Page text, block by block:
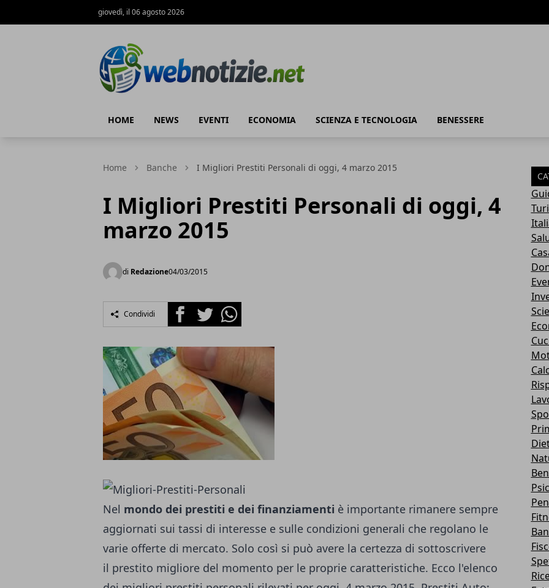
giovedì, il 06 agosto 2026
HOME NEWS EVENTI ECONOMIA SCIENZA E TECNOLOGIA BENESSERE
Home Banche I Migliori Prestiti Personali di oggi, 4 marzo 2015
I Migliori Prestiti Personali di oggi, 4
marzo 2015
di Redazione04/03/2015
Condividi FacebookTwitterWhatsapp
Nel mondo dei prestiti e dei finanziamenti è importante rimanere sempre
aggiornati sui tassi di interesse e sulle condizioni generali che regolano le
varie offerte di mercato. Solo così si può avere la certezza di sottoscrivere
il prestito migliore del momento per le proprie caratteristiche. Ecco l'elenco